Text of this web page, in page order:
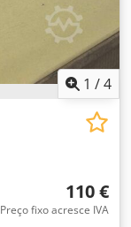
1 /4
110 €
Preço fixo acresce IVA